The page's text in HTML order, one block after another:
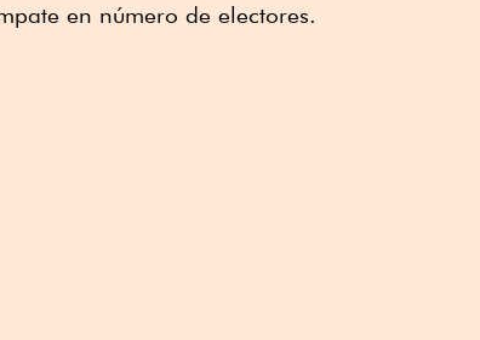
en número de electores.